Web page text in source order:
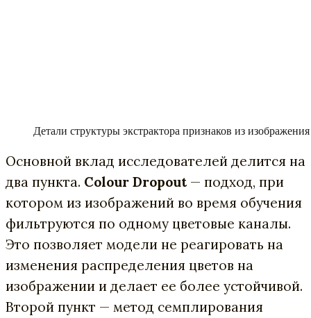
Детали структуры экстрактора признаков из изображения
Основной вклад исследователей делится на
два пункта. Colour Dropout— подход, при
котором из изображений во время обучения
фильтруются по одному цветовые каналы.
Это позволяет модели не реагировать на
изменения распределения цветов на
изображении и делает ее более устойчивой.
Второй пункт — метод семплирования